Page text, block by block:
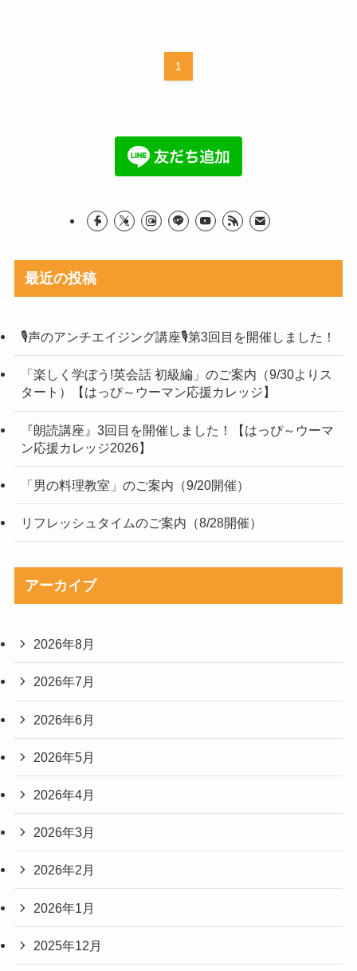
1
最近の投稿
🎙声のアンチエイジング講座🎙第3回目を開催しました！
「楽しく学ぼう!英会話 初級編」のご案内（9/30よりス
タート）【はっぴ～ウーマン応援カレッジ】
『朗読講座』3回目を開催しました！【はっぴ～ウーマ
ン応援カレッジ2026】
「男の料理教室」のご案内（9/20開催）
リフレッシュタイムのご案内（8/28開催）
アーカイブ
2026年8月
2026年7月
2026年6月
2026年5月
2026年4月
2026年3月
2026年2月
2026年1月
2025年12月